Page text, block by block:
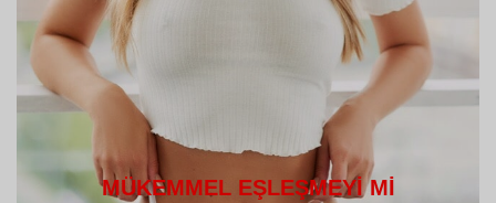
MÜKEMMEL EŞLEŞMEYI MI